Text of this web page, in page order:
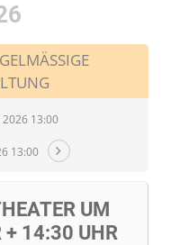
V
2026 13:00
13:00
UM
+ 14:30 UHR